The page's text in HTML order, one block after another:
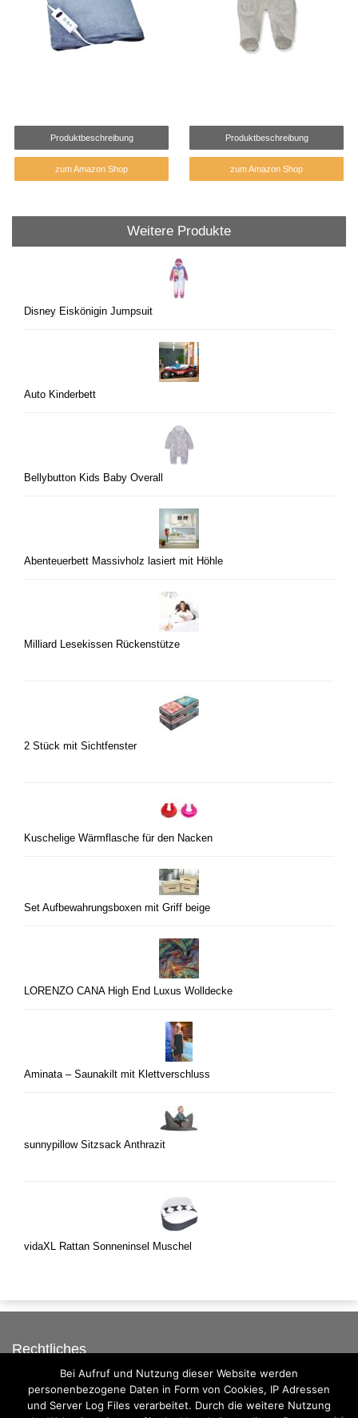
Produktbeschreibung
zum Amazon Shop
Produktbeschreibung
zum Amazon Shop
Weitere Produkte
Disney Eiskönigin Jumpsuit
Auto Kinderbett
Bellybutton Kids Baby Overall
Abenteuerbett Massivholz lasiert mit Höhle
Milliard Lesekissen Rückenstütze
2 Stück mit Sichtfenster
Kuschelige Wärmflasche für den Nacken
Set Aufbewahrungsboxen mit Griff beige
LORENZO CANA High End Luxus Wolldecke
Aminata – Saunakilt mit Klettverschluss
sunnypillow Sitzsack Anthrazit
vidaXL Rattan Sonneninsel Muschel
Rechtliches
Auf dieser Seite werben
Datenschutzerklärung
Bei Aufruf und Nutzung dieser Website werden
personenbezogene Daten in Form von Cookies, IP Adressen
und Server Log Files verarbeitet. Durch die weitere Nutzung